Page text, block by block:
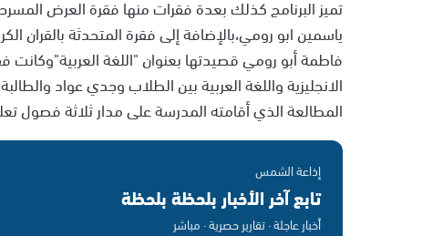
تميز البرنامج كذلك بعدة فقرات منها فقرة العرض
ياسمين ابو رومي،بالإضافة إلى فقرة المتحدثة بالقران
فاطمة أبو رومي قصيدتها بعنوان "اللغة العربية"وكانت
الانجليزية واللغة العربية بين الطلاب وجدي عواد
المطالعة الذي أقامته المدرسة على مدار ثلاثة فصول
إذاعة الشمس
تابع آخر الأخبار بلحظة بلحظة
أخبار عاجلة · تقارير حصرية · مباشر